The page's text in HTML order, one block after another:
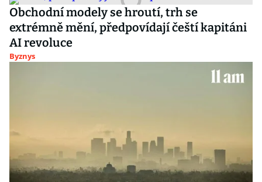
Obchodní modely se hroutí, trh se
extrémně mění, předpovídají čeští kapitáni
AI revoluce
Byznys